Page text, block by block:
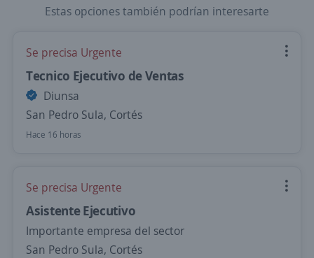
Estas opciones también podrían interesarte
Se precisa Urgente
Tecnico Ejecutivo de Ventas
Diunsa
San Pedro Sula, Cortés
Hace 16 horas
Se precisa Urgente
Asistente Ejecutivo
Importante empresa del sector
San Pedro Sula, Cortés